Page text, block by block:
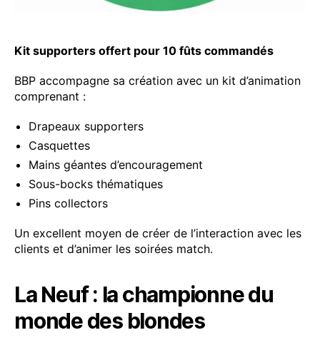
Kit supporters offert pour 10 fûts commandés
BBP accompagne sa création avec un kit d’animation
comprenant :
Drapeaux supporters
Casquettes
Mains géantes d’encouragement
Sous-bocks thématiques
Pins collectors
Un excellent moyen de créer de l’interaction avec les
clients et d’animer les soirées match.
La Neuf : la championne du
monde des blondes